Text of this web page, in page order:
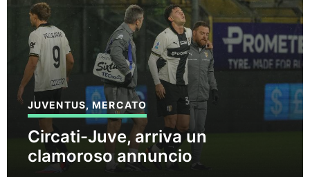
JUVENTUS,MERCATO
Circati-Juve, arriva un
clamoroso annuncio